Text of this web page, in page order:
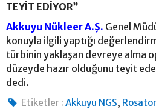
TEYİT EDİYOR”
Akkuyu Nükleer A.Ş. Genel
konuyla ilgili yaptığı
türbinin yaklaşan devreye alma
düzeyde hazır olduğunu teyit
dedi.
Etiketler : Akkuyu NGS,